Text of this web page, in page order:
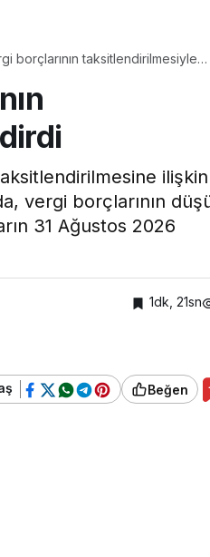
borçlarının taksitlendirilmesiyle
ilişkin
vergi borçlarının
31 Ağustos 2026
1dk, 21sn
Beğen